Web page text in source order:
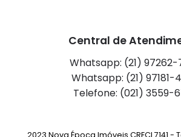
Central de
Whatsapp: (21) 97262-
Whatsapp: (21) 97181-
Telefone: (021) 3559-
2023 Nova Época Imóveis CRECI 7141